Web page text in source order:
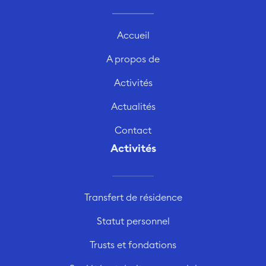
Accueil
A propos de
Activités
Actualités
Contact
Activités
Transfert de résidence
Statut personnel
Trusts et fondations